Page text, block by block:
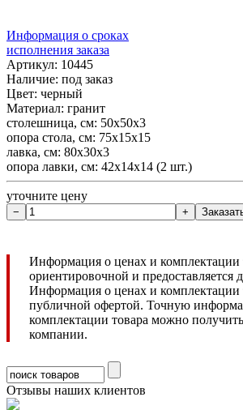
Информация о сроках
исполнения заказа
Артикул: 10445
Наличие: под заказ
Цвет: черный
Материал: гранит
столешница, см: 50х50х3
опора стола, см: 75х15х15
лавка, см: 80х30х3
опора лавки, см: 42х14х14 (2 шт.)
уточните цену
Информация о ценах и комплектации
ориентировочной и предоставляется
Информация о ценах и комплектации
публичной офертой. Точную
комплектации товара можно
компании.
Отзывы наших клиентов